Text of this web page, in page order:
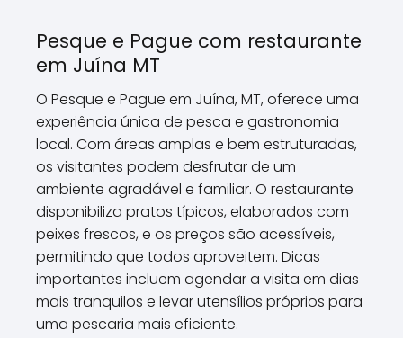
Pesque e Pague com restaurante
em Juína MT
O Pesque e Pague em Juína, MT, oferece uma
experiência única de pesca e gastronomia
local. Com áreas amplas e bem estruturadas,
os visitantes podem desfrutar de um
ambiente agradável e familiar. O restaurante
disponibiliza pratos típicos, elaborados com
peixes frescos, e os preços são acessíveis,
permitindo que todos aproveitem. Dicas
importantes incluem agendar a visita em dias
mais tranquilos e levar utensílios próprios para
uma pescaria mais eficiente.